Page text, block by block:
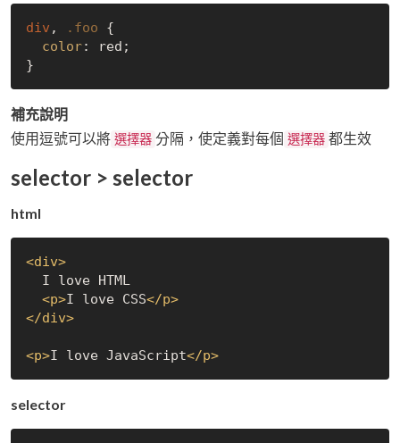
div , .foo {
color: red;
補充說明
使用逗號可以將 選擇器 分隔，使定義對每個 選擇器 都生效
selector > selector
html
<div>
<p>I love CSS</p>
</div>
<p>I love JavaScript</p>
selector